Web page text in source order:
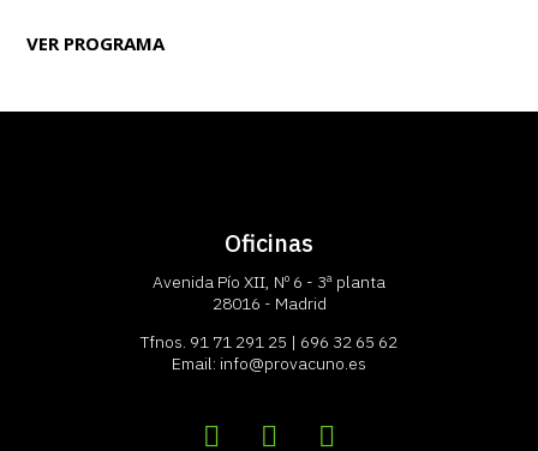
VER PROGRAMA
Oficinas
Avenida Pío XII, Nº 6 - 3ª planta
28016 - Madrid
Tfnos. 91 71 291 25 | 696 32 65 62
Email: info@provacuno.es